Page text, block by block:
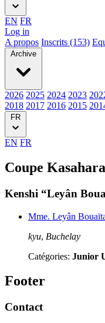
EN FR
Log in
A propos Inscrits (153)
Archive
2026 2025 2024 2023
2018 2017 2016 2015
FR
EN FR
Coupe
Kenshi “Leyân
Mme. Leyân
kyu, Buchelay
Catégories: Junior
Footer
Contact